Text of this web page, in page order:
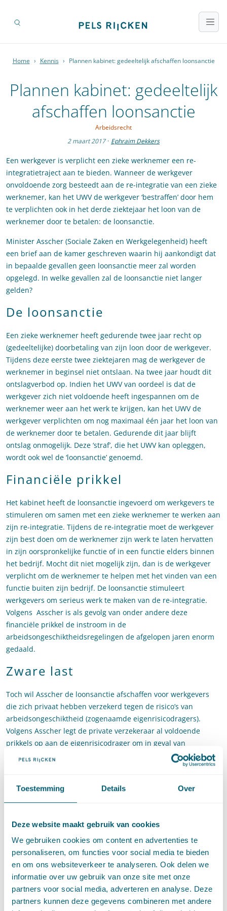
Toestemming Details Over
Deze website maakt gebruik van cookies
We gebruiken cookies om content en advertenties te
personaliseren, om functies voor social media te bieden
en om ons websiteverkeer te analyseren. Ook delen we
informatie over uw gebruik van onze site met onze
partners voor social media, adverteren en analyse. Deze
partners kunnen deze gegevens combineren met andere
Home › Kennis › Plannen kabinet: gedeeltelijk afschaffen loonsanctie
Plannen kabinet: gedeeltelijk
afschaffen loonsanctie
Arbeidsrecht
2 maart 2017 · Ephraim Dekkers
Een werkgever is verplicht een zieke werknemer een re-
integratietraject aan te bieden. Wanneer de werkgever
onvoldoende zorg besteedt aan de re-integratie van een zieke
werknemer, kan het UWV de werkgever ‘bestraffen’ door hem
te verplichten ook in het derde ziektejaar het loon van de
werknemer door te betalen: de loonsanctie.
Minister Asscher (Sociale Zaken en Werkgelegenheid) heeft
een brief aan de kamer geschreven waarin hij aankondigt dat
in bepaalde gevallen geen loonsanctie meer zal worden
opgelegd. In welke gevallen zal de loonsanctie niet langer
gelden?
De loonsanctie
Een zieke werknemer heeft gedurende twee jaar recht op
(gedeeltelijke) doorbetaling van zijn loon door de werkgever.
Tijdens deze eerste twee ziektejaren mag de werkgever de
werknemer in beginsel niet ontslaan. Na twee jaar houdt dit
ontslagverbod op. Indien het UWV van oordeel is dat de
werkgever zich niet voldoende heeft ingespannen om de
werknemer weer aan het werk te krijgen, kan het UWV de
werkgever verplichten om nog maximaal één jaar het loon van
de werknemer door te betalen. Gedurende dit jaar blijft
ontslag onmogelijk. Deze ‘straf’, die het UWV kan opleggen,
wordt ook wel de ‘loonsanctie’ genoemd.
Financiële prikkel
Het kabinet heeft de loonsanctie ingevoerd om werkgevers te
stimuleren om samen met een zieke werknemer te werken aan
zijn re-integratie. Tijdens de re-integratie moet de werkgever
zijn best doen om de werknemer zijn werk te laten hervatten
in zijn oorspronkelijke functie of in een functie elders binnen
het bedrijf. Mocht dit niet mogelijk zijn, dan is de werkgever
verplicht om de werknemer te helpen met het vinden van een
functie buiten zijn bedrijf. De loonsanctie stimuleert
werkgevers om serieus werk te maken van de re-integratie.
Volgens Asscher is als gevolg van onder andere deze
financiële prikkel de instroom in de
arbeidsongeschiktheidsregelingen de afgelopen jaren enorm
gedaald.
Zware last
Toch wil Asscher de loonsanctie afschaffen voor werkgevers
die zich privaat hebben verzekerd tegen de risico’s van
arbeidsongeschiktheid (zogenaamde eigenrisicodragers).
Volgens Asscher legt de private verzekeraar al voldoende
prikkels op aan de eigenrisicodrager om in geval van
langdurige ziekte van een werknemer tot re-integratie over te
gaan en is de loonsanctie een overbodig zware last. De
door voorspoedige re-integratie zo laag mogelijk te houden.
Om deze reden zijn premies hoger wanneer werknemers vaak
werkgever ondersteuning bij de re-integratie.
UWV
Werkgevers die publiek bij het UWV zijn verzekerd, kunnen
nog wel een loonsanctie opgelegd krijgen. Zij hebben volgens
Asscher minder financiële prikkels om van de re-integratie van